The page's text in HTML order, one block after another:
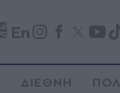
En
ΔΙΕΘΝΗ